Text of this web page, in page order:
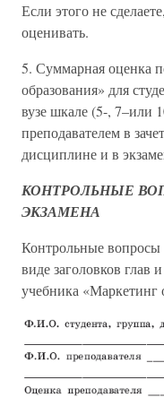
Если этого не
оценивать.
5. Суммарная оценка
образования» для
вузе шкале (5-, 7–или
преподавателем в
дисциплине и в
КОНТРОЛЬНЫЕ
ЭКЗАМЕНА
Контрольные
виде заголовков глав
учебника «Маркетинг